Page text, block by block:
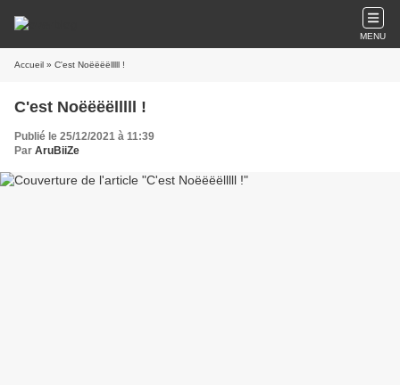
MENU
Accueil » C'est Noëëëëlllll !
C'est Noëëëëlllll !
Publié le 25/12/2021 à 11:39
Par AruBiiZe